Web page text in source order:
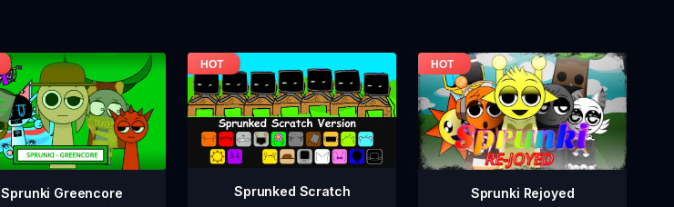
Sprunki Greencore Sprunked Scratch Sprunki Rejoyed